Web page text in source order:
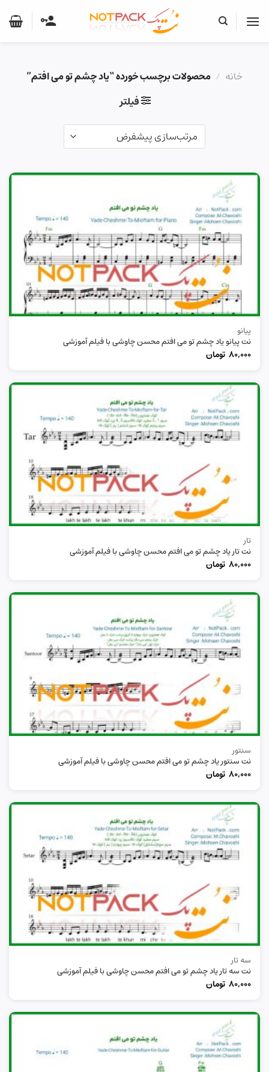
خانه / محصولات برچسب خورده “یاد چشم تو می افتم”
فیلتر
پیانو
نت پیانو یاد چشم تو می افتم محسن چاوشی با فیلم آموزشی
80,000 تومان
تار
نت تار یاد چشم تو می افتم محسن چاوشی با فیلم آموزشی
80,000 تومان
سنتور
نت سنتور یاد چشم تو می افتم محسن چاوشی با فیلم آموزشی
80,000 تومان
سه تار
نت سه تار یاد چشم تو می افتم محسن چاوشی با فیلم آموزشی
80,000 تومان